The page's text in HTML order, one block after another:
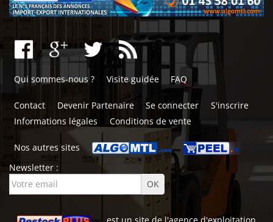
Qui sommes-nous ? Visite guidée FAQ
Contact Devenir Partenaire Se connecter
S'inscrire
Informations légales
Conditions de vente
Nos autres sites
Newsletter :